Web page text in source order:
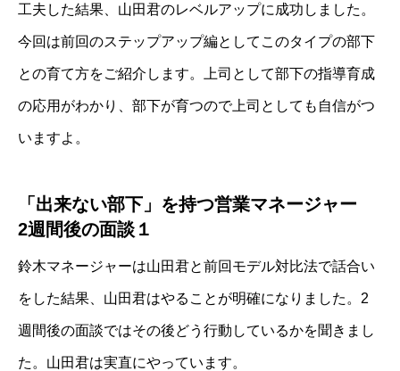
工夫した結果、山田君のレベルアップに成功しました。
今回は前回のステップアップ編としてこのタイプの部下
との育て方をご紹介します。上司として部下の指導育成
の応用がわかり、部下が育つので上司としても自信がつ
いますよ。
「出来ない部下」を持つ営業マネージャー
2週間後の面談１
鈴木マネージャーは山田君と前回モデル対比法で話合い
をした結果、山田君はやることが明確になりました。2
週間後の面談ではその後どう行動しているかを聞きまし
た。山田君は実直にやっています。